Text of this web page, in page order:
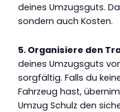
deines Umzugsguts.
sondern auch Kosten.
5. Organisiere den
deines Umzugsguts
sorgfältig. Falls du
Fahrzeug hast,
Umzug Schulz den